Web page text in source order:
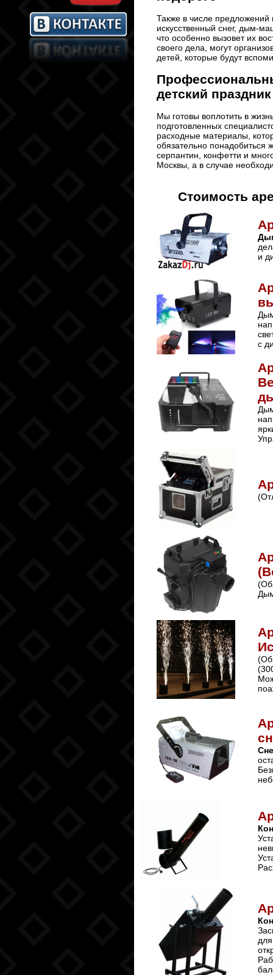
Также в числе
искусственный снег, дым-
что особенно вызовет их
своего дела, могут
детей, которые будут
детский
Мы готовы воплотить в
подготовленных
расходные материалы,
обязательно понадобиться
серпантин, конфетти и
Москвы, а в случае
Стоимость
и
с